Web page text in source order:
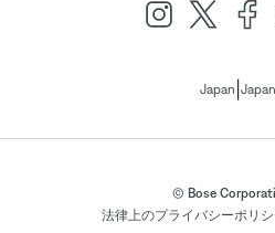
Japan
© Bose
法律上のプライバシーポリ